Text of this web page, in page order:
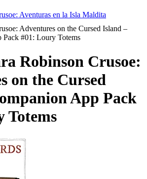
Aventuras en la Isla Maldita
Adventures on the Cursed Island –
Pack #01: Loury Totems
Robinson Crusoe:
on the Cursed
App Pack
Totems